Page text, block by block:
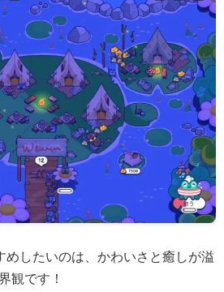
めしたいのは、かわいさと癒しが溢
観です！